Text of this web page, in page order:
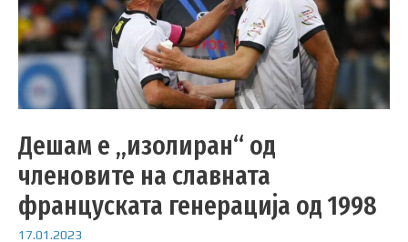
Дешам е „изолиран“ од
членовите на славната
француската генерација од 1998
17.01.2023